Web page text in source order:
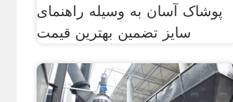
پوشاک آسان به وسیله راهنمای
سایز تضمین بهترین قیمت